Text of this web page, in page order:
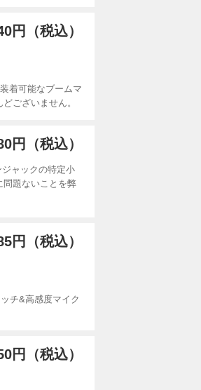
円（税込）
着可能なブームマ
ございません。
円（税込）
ャックの特定小
問題ないことを弊
円（税込）
チ&高感度マイク
円（税込）